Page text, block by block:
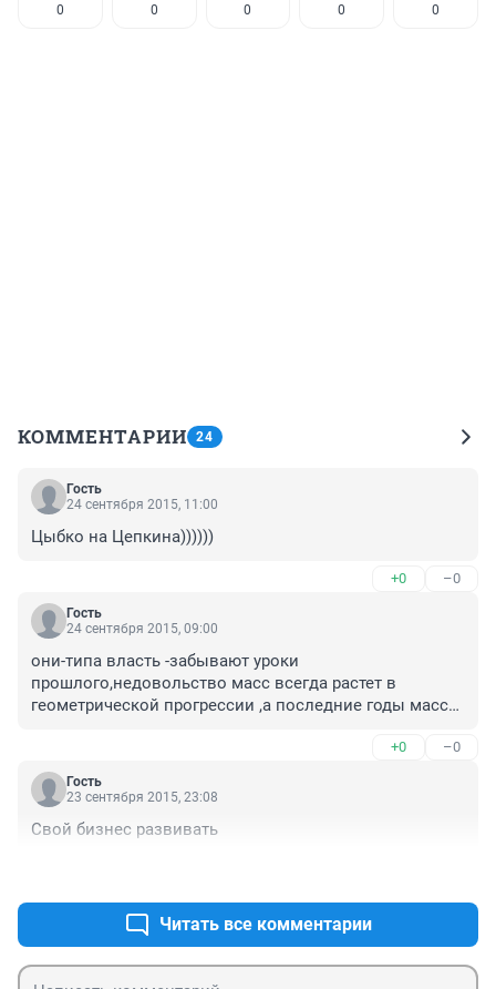
0 0 0 0 0
КОММЕНТАРИИ 24
Гость
24 сентября 2015, 11:00
Цыбко на Цепкина))))))
+0 –0
Гость
24 сентября 2015, 09:00
они-типа власть -забывают уроки
прошлого,недовольство масс всегда растет в
геометрической прогрессии ,а последние годы массы
+0 –0
Гость
23 сентября 2015, 23:08
Свой бизнес развивать
Читать все комментарии